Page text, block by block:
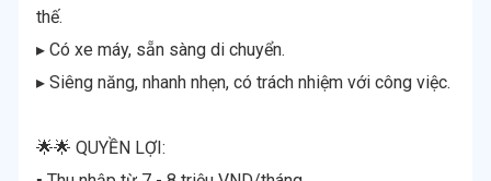
thế.
▸ Có xe máy, sẵn sàng di chuyển.
▸ Siêng năng, nhanh nhẹn, có trách nhiệm với công việc.
🌟🌟 QUYỀN LỢI: